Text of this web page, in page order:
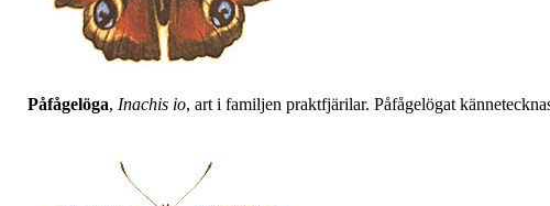
Påfågelöga, Inachis io, art i familjen praktfjärilar. Påfågelögat